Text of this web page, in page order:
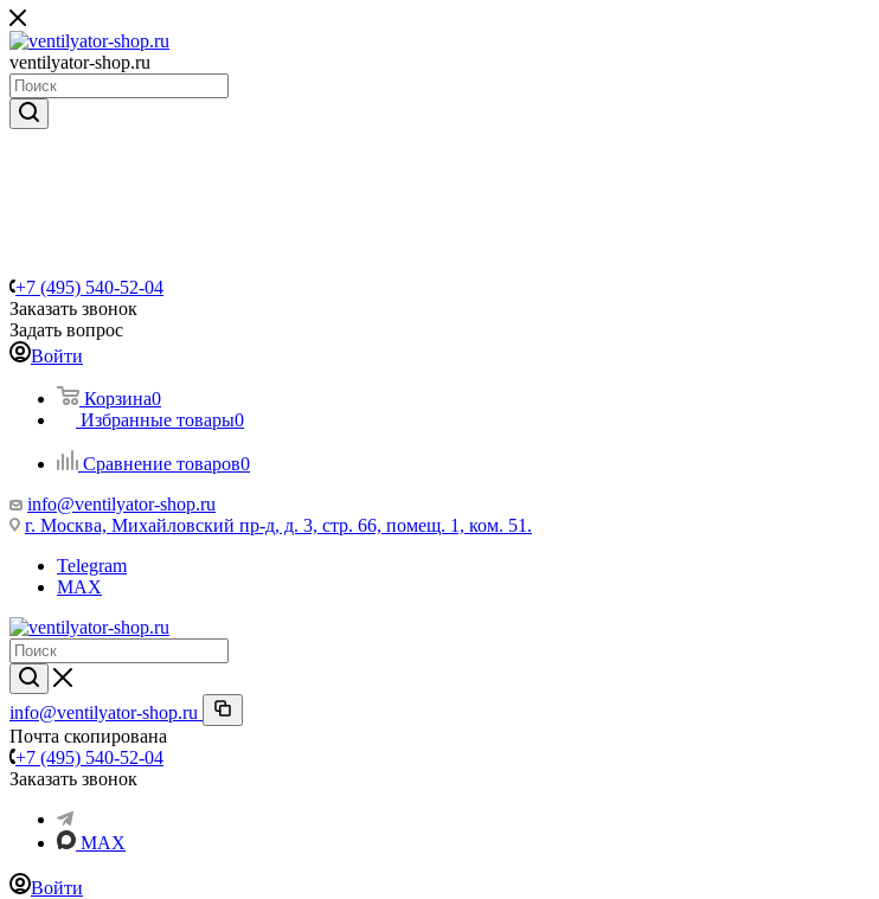
ventilyator-shop.ru
+7 (495) 540-52-04
Заказать звонок
Задать вопрос
Войти
Корзина0
Избранные товары0
Сравнение товаров0
info@ventilyator-shop.ru
г. Москва, Михайловский пр-д, д. 3, cтр. 66, помещ. 1, ком. 51.
Telegram
MAX
info@ventilyator-shop.ru
Почта скопирована
+7 (495) 540-52-04
Заказать звонок
MAX
Войти